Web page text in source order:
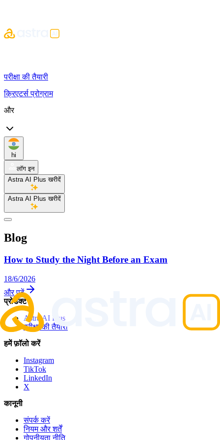
परीक्षा की तैयारी
क्रिएटर्स प्रोग्राम
और
hi
लॉग इन
Astra AI Plus खरीदें
Astra AI Plus खरीदें
Blog
How to Study the Night Before an Exam
18/6/2026
और पढ़ें
प्रोडक्ट
Astra AI Plus
परीक्षा की तैयारी
हमें फ़ॉलो करें
Instagram
TikTok
LinkedIn
X
कानूनी
संपर्क करें
नियम और शर्तें
गोपनीयता नीति